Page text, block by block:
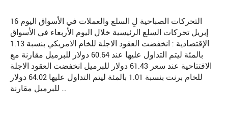
التحركات الصباحية لِ السلع والعملات في الأسواق اليوم 16
إبريل تحركات السلع الرئيسية خلال اليوم الأربعاء في الأسواق
الإقتصادية : انخفضت العقود الاجلة للخام الامريكي بنسبة 1.13
بالمئة ليتم التداول عليها عند 60.64 دولار للبرميل مقارنة مع
الافتتاحية عند سعر 61.43 دولار للبرميل انخفضت العقود الاجلة
للخام برنت بنسبة 1.01 بالمئة ليتم التداول عليها 64.02 دولار
للبرميل مقارنة …